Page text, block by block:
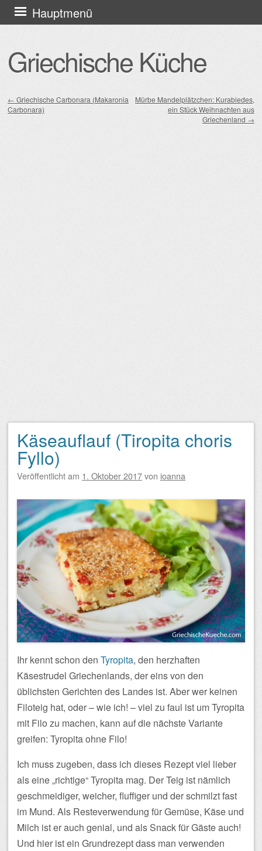
Griechische Küche
Hauptmenü
Zum
Inhalt
Beitragsnavigation
← Griechische Carbonara (Makaronia
Carbonara)
Mürbe Mandelplätzchen: Kurabiedes,
ein Stück Weihnachten aus
Griechenland →
Käseauflauf (Tiropita choris
Fyllo)
Veröffentlicht am 1. Oktober 2017von ioanna
Ihr kennt schon den Tyropita, den herzhaften
Käsestrudel Griechenlands, der eins von den
üblichsten Gerichten des Landes ist. Aber wer keinen
Filoteig hat, oder – wie ich! – viel zu faul ist um Tyropita
mit Filo zu machen, kann auf die nächste Variante
greifen: Tyropita ohne Filo!
Ich muss zugeben, dass ich dieses Rezept viel lieber
als eine „richtige“ Tyropita mag. Der Teig ist nämlich
geschmeidiger, weicher, fluffiger und der schmilzt fast
im Mund. Als Resteverwendung für Gemüse, Käse und
Milch ist er auch genial, und als Snack für Gäste auch!
Und hier ist ein Grundrezept dass man verwenden